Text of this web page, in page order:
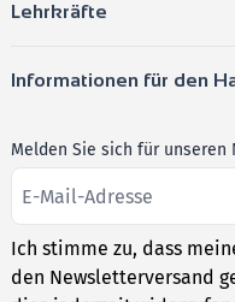
Lehrkräfte
Informationen für den
Melden Sie sich für unseren
Ich stimme zu, dass
den Newsletterversand